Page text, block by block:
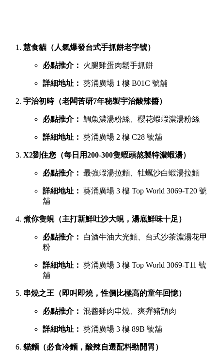
慧食貓（人氣爆發台式手抓餅老字號）
必點推介： 火腿雞蛋肉鬆手抓餅
詳細地址： 葵涌廣場 1 樓 B01C 號舖
宇治初時（老闆苦研7年秘製宇治酸辣醬）
必點推介： 鯛魚濃湯粉絲、櫻花蝦蝦濃湯粉絲
詳細地址： 葵涌廣場 2 樓 C28 號舖
X2劉住您（每日用200-300隻蝦頭熬製特濃蝦湯）
必點推介： 最強蝦湯拉麵、牡蠣沙白蝦湯拉麵
詳細地址： 葵涌廣場 3 樓 Top World 3069-T20 號
舖
煮你隻蜆（主打新鮮吐沙大蜆，湯底鮮味十足）
必點推介：
白酒牛油大光麵、台式沙茶濃湯花甲
粉
詳細地址： 葵涌廣場 3 樓 Top World 3069-T11 號
舖
串燒之王（即叫即燒，性價比極高的童年回憶）
必點推介： 混醬雞肉串燒、爽彈豬頸肉
詳細地址： 葵涌廣場 3 樓 89B 號舖
貓麵（必食冷麵，酸辣自選配料勁開胃）